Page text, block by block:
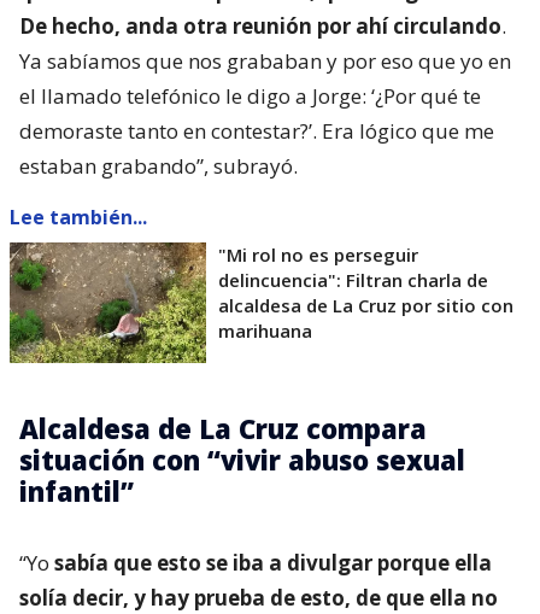
De hecho, anda otra reunión por ahí circulando.
Ya sabíamos que nos grababan y por eso que yo en
el llamado telefónico le digo a Jorge: ‘¿Por qué te
demoraste tanto en contestar?’. Era lógico que me
estaban grabando”, subrayó.
Lee también...
"Mi rol no es perseguir
delincuencia": Filtran charla de
alcaldesa de La Cruz por sitio con
marihuana
Alcaldesa de La Cruz compara
situación con “vivir abuso sexual
infantil”
“Yo sabía que esto se iba a divulgar porque ella
solía decir, y hay prueba de esto, de que ella no